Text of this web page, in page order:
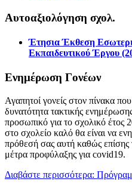
Αυτοαξιολόγηση σχολ.
Έτησια Έκθεση
Εκπαιδευτικού Έργου
Ενημέρωση Γονέων
Αγαπητοί γονείς στον πίνακα
δυνατότητα τακτικής
προσωπικό για το σχολικό έτος
στο σχολείο καλό θα είναι να
πρόθεσή σας αυτή καθώς επίσης
μέτρα προφύλαξης για covid19.
Διαβάστε περισσότερα: